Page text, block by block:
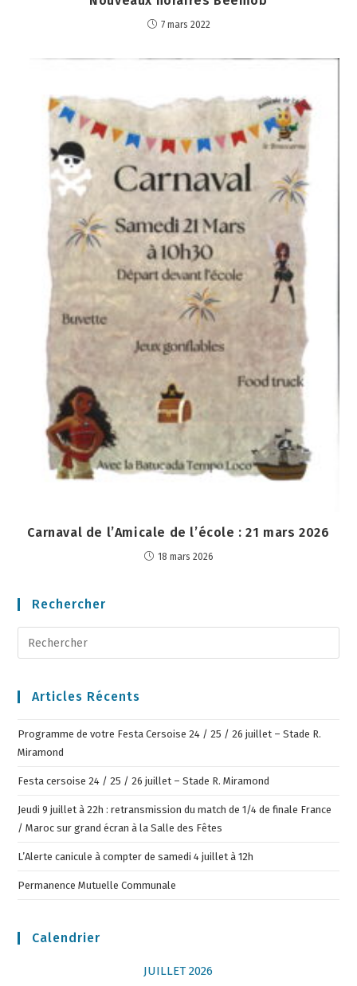
7 mars 2022
Carnaval de l’Amicale de l’école : 21 mars 2026
18 mars 2026
Rechercher
Articles Récents
Programme de votre Festa Cersoise 24 / 25 / 26 juillet – Stade R.
Miramond
Festa cersoise 24 / 25 / 26 juillet – Stade R. Miramond
Jeudi 9 juillet à 22h : retransmission du match de 1/4 de finale France
/ Maroc sur grand écran à la Salle des Fêtes
L’Alerte canicule à compter de samedi 4 juillet à 12h
Permanence Mutuelle Communale
Calendrier
JUILLET 2026